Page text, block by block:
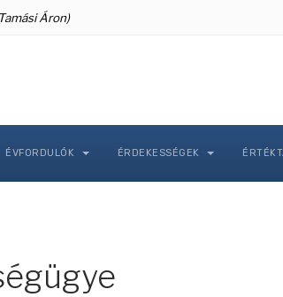
Áron)
ÉVFORDULÓK ÉRDEKESSÉGEK